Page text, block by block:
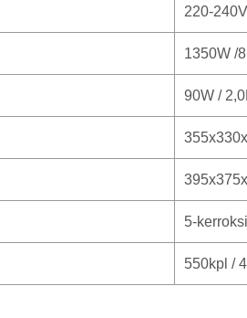
220-
1350W /
90W /
5-
550kpl /